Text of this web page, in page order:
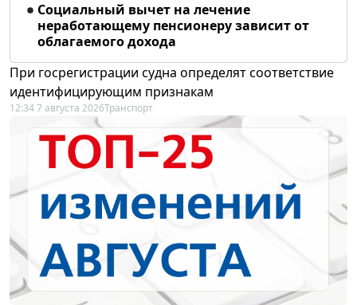
Социальный вычет на лечение
неработающему пенсионеру зависит от
облагаемого дохода
При госрегистрации судна определят соответствие
идентифицирующим признакам
12:34 7 августа 2026Транспорт